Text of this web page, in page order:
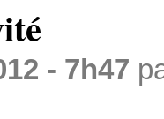
- 7h47